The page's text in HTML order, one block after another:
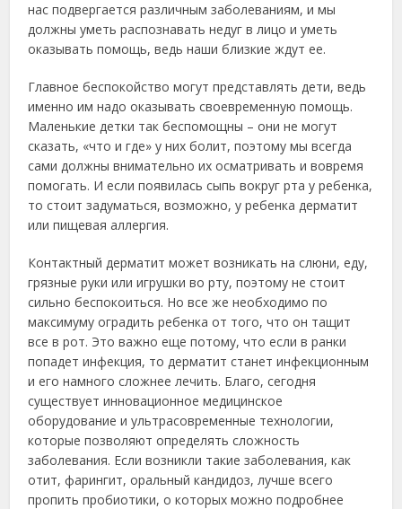
нас подвергается различным заболеваниям, и мы
должны уметь распознавать недуг в лицо и уметь
оказывать помощь, ведь наши близкие ждут ее.
Главное беспокойство могут представлять дети, ведь
именно им надо оказывать своевременную помощь.
Маленькие детки так беспомощны – они не могут
сказать, «что и где» у них болит, поэтому мы всегда
сами должны внимательно их осматривать и вовремя
помогать. И если появилась сыпь вокруг рта у ребенка,
то стоит задуматься, возможно, у ребенка дерматит
или пищевая аллергия.
Контактный дерматит может возникать на слюни, еду,
грязные руки или игрушки во рту, поэтому не стоит
сильно беспокоиться. Но все же необходимо по
максимуму оградить ребенка от того, что он тащит
все в рот. Это важно еще потому, что если в ранки
попадет инфекция, то дерматит станет инфекционным
и его намного сложнее лечить. Благо, сегодня
существует инновационное медицинское
оборудование и ультрасовременные технологии,
которые позволяют определять сложность
заболевания. Если возникли такие заболевания, как
отит, фарингит, оральный кандидоз, лучше всего
пропить пробиотики, о которых можно подробнее